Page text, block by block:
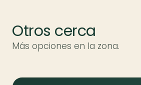
Otros cerca
Más opciones en la zona.